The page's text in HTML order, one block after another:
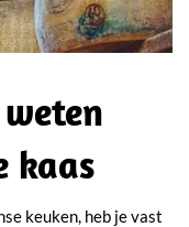
kaas
keuken, heb je vast